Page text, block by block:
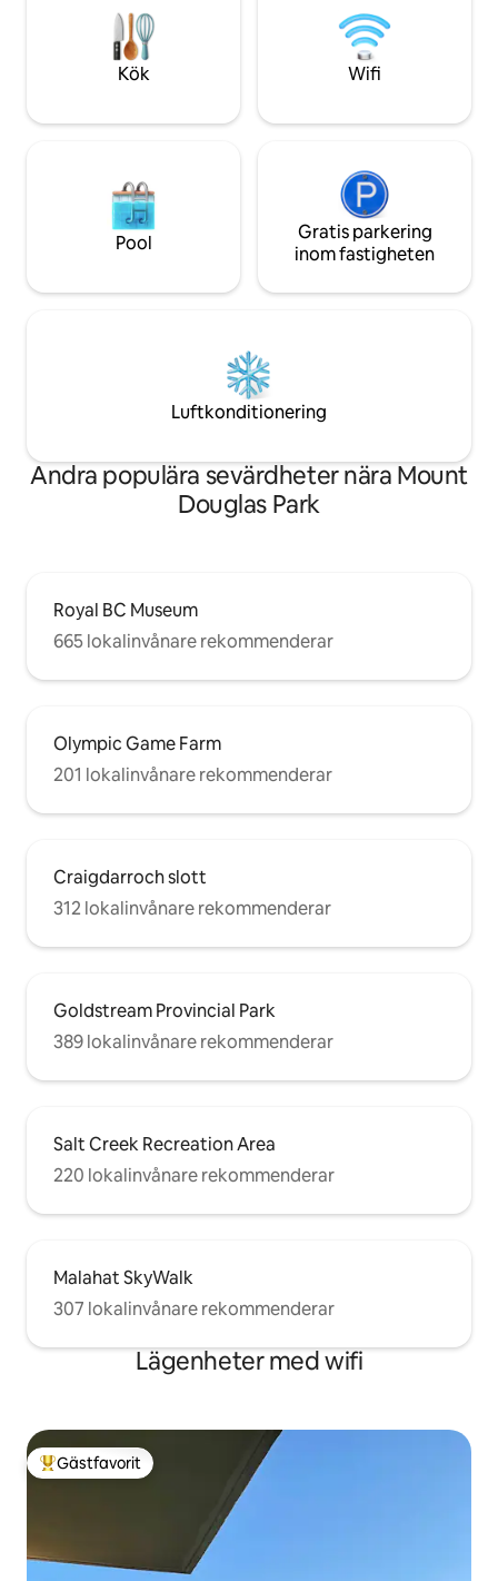
Victoria eller Mill Bay, nära Malahat
Skywalk, öns vingårdar och Butchart
Gardens via färja.
natursköna
havet. Värdesätt
värt att minnas.
Kök Wifi
Pool
Gratis parkering
inom fastigheten
Luftkonditionering
Andra populära sevärdheter nära Mount
Douglas Park
Royal BC Museum
665 lokalinvånare rekommenderar
Olympic Game Farm
201 lokalinvånare rekommenderar
Craigdarroch slott
312 lokalinvånare rekommenderar
Goldstream Provincial Park
389 lokalinvånare rekommenderar
Salt Creek Recreation Area
220 lokalinvånare rekommenderar
Malahat SkyWalk
307 lokalinvånare rekommenderar
Lägenheter med wifi
Populär gästfavorit
Gästfavorit